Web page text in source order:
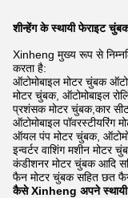
शीन्हेंग के स्थायी फेराइट
Xinheng मुख्य रूप से
करता है:
ऑटोमोबाइल मोटर चुंबक
मोटर चुंबक, ऑटोमोबाइल
प्रशंसक मोटर चुंबक,कार
ऑटोमोबाइल
ऑयल पंप मोटर चुंबक,
इन्वर्टर वाशिंग मशीन मोटर
कंडीशनर मोटर चुंबक आदि
फैन मोटर चुंबक सहित छत
कैसे Xinheng अपने स्थायी